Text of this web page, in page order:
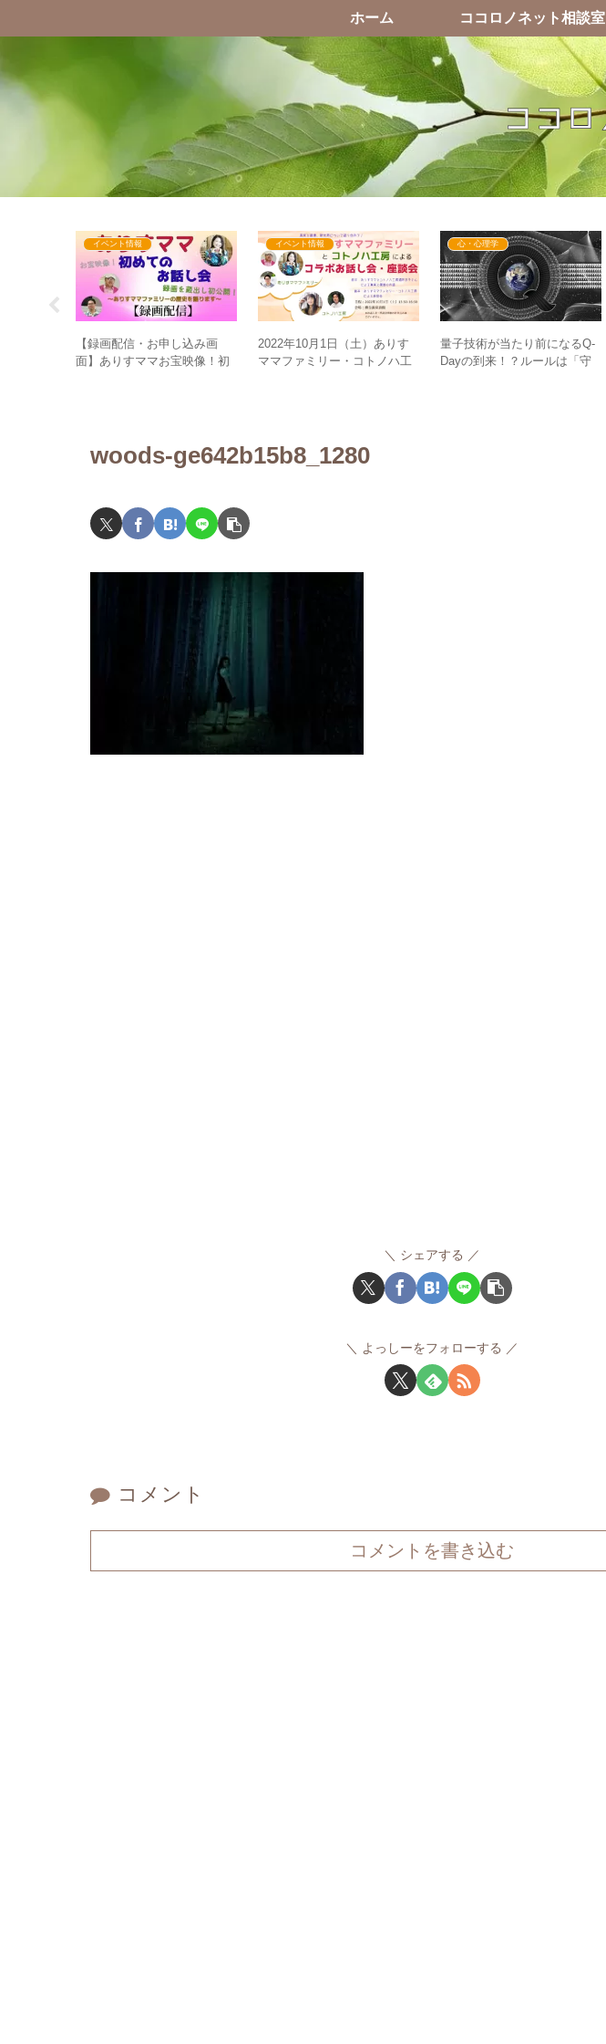
ホーム ココロノネット相談室
イベント情報
【録画配信・お申し込み画
面】ありすママお宝映像！初
イベント情報
2022年10月1日（土）ありす
ママファミリー・コトノハ工
心・心理学
量子技術が当たり前になるQ-
Dayの到来！？ルールは「守
woods-ge642b15b8_1280
シェアする
よっしーをフォローする
コメント
コメントを書き込む